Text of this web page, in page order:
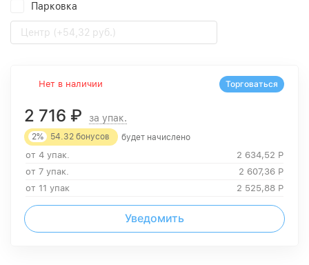
Парковка
Центр (+54,32 руб.)
Нет в наличии
2 716 ₽ за упак.
2% 54.32 бонусов будет начислено
от 4 упак. 2 634,52 Р
от 7 упак.
2 607,36 Р
от 11 упак
2 525,88 Р
Уведомить
Торговаться